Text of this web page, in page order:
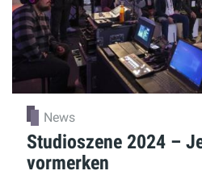
News
Studioszene 2024 –
vormerken